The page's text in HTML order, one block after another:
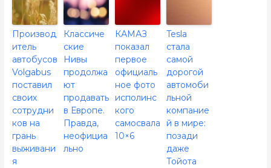
Производ
итель
автобусов
Volgabus
поставил
своих
сотрудни
ков на
грань
выживани
я
Классиче
ские
Нивы
продолжа
ют
продавать
в Европе.
Правда,
неофициа
льно
КАМАЗ
показал
первое
официаль
ное фото
исполинс
кого
самосвала
10×6
Tesla
стала
самой
дорогой
автомоби
льной
компание
й в мире:
позади
даже
Тойота